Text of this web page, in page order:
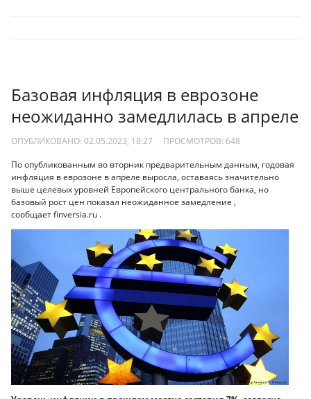
Базовая инфляция в еврозоне
неожиданно замедлилась в апреле
ОПУБЛИКОВАНО: 02.05.2023, 18:27 ПРОСМОТРОВ: 648
По опубликованным во вторник предварительным данным, годовая
инфляция в еврозоне в апреле выросла, оставаясь значительно
выше целевых уровней Европейского центрального банка, но
базовый рост цен показал неожиданное замедление ,
сообщает finversia.ru .